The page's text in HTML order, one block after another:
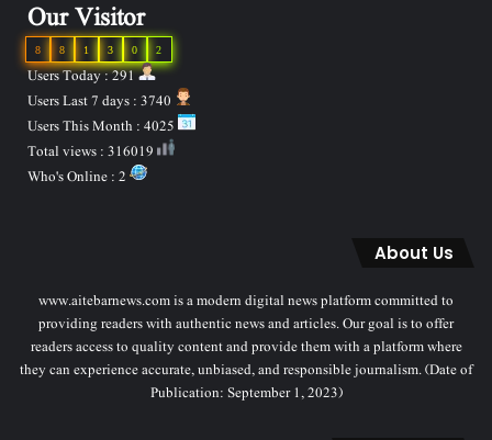
Our Visitor
2
0
3
1
8
8
Users Today : 291
About Us
www.aitebarnews.com is a modern digital news platform committed to
providing readers with authentic news and articles. Our goal is to offer
readers access to quality content and provide them with a platform where
they can experience accurate, unbiased, and responsible journalism. (Date of
Publication: September 1, 2023)